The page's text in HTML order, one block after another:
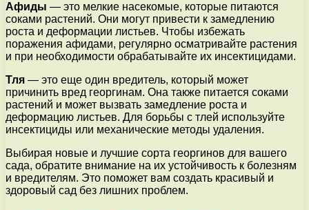
Афиды — это мелкие насекомые, которые питаются
соками растений. Они могут привести к замедлению
роста и деформации листьев. Чтобы избежать
поражения афидами, регулярно осматривайте растения
и при необходимости обрабатывайте их инсектицидами.
Тля — это еще один вредитель, который может
причинить вред георгинам. Она также питается соками
растений и может вызвать замедление роста и
деформацию листьев. Для борьбы с тлей используйте
инсектициды или механические методы удаления.
Выбирая новые и лучшие сорта георгинов для вашего
сада, обратите внимание на их устойчивость к болезням
и вредителям. Это поможет вам создать красивый и
здоровый сад без лишних проблем.